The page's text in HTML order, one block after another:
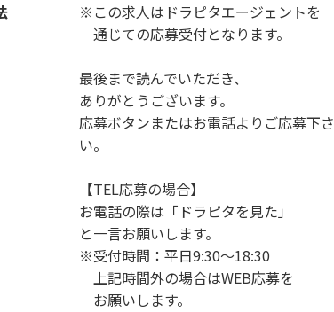
※この求人はドラピタエージェントを
通じての応募受付となります。
最後まで読んでいただき、
ありがとうございます。
応募ボタンまたはお電話よりご応募下さ
い。
【TEL応募の場合】
お電話の際は「ドラピタを見た」
と一言お願いします。
※受付時間：平日9:30～18:30
上記時間外の場合はWEB応募を
お願いします。